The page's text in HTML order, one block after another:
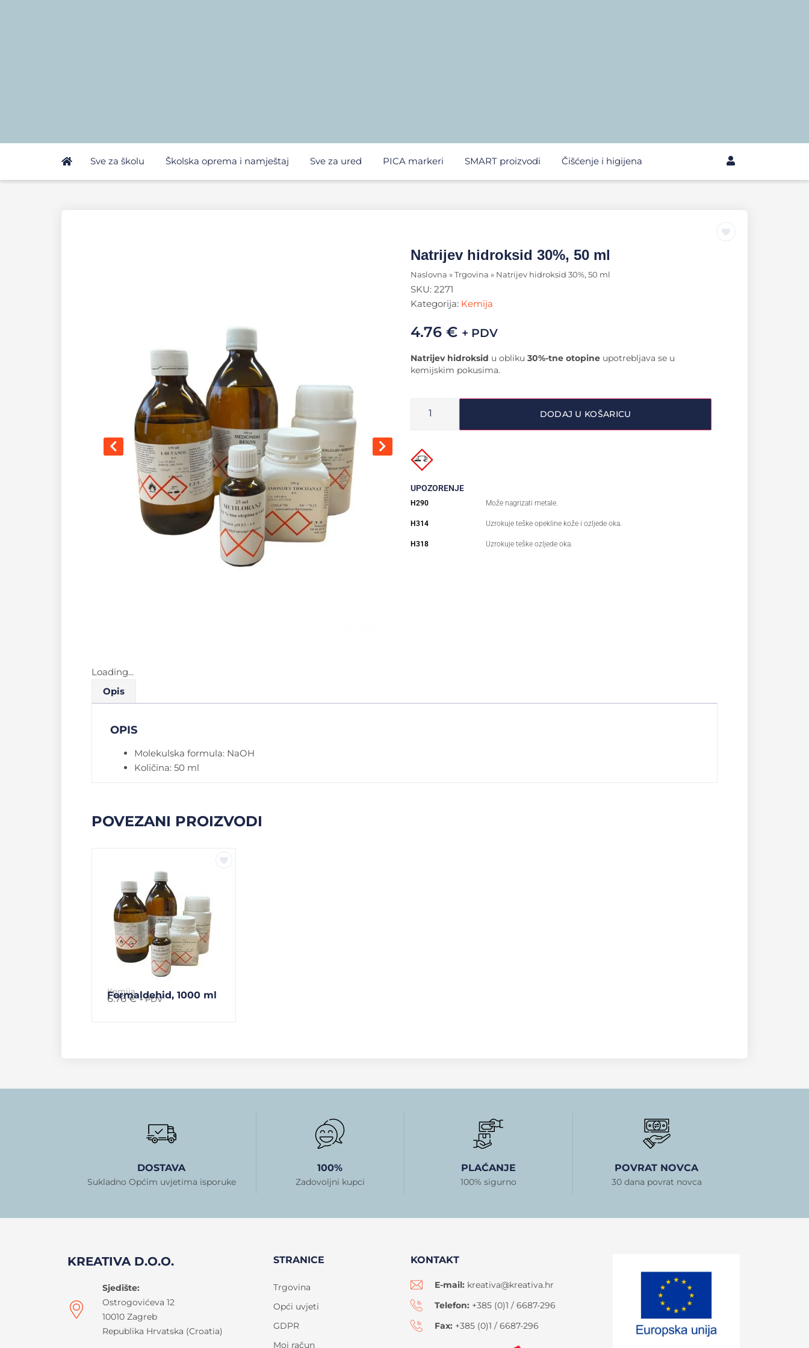
Sve za školu Školska oprema i namještaj Sve za ured PICA markeri SMART proizvodi Čišćenje i higijena
Natrijev hidroksid 30%, 50 ml
Naslovna » Trgovina » Natrijev hidroksid 30%, 50 ml
SKU: 2271
Kategorija: Kemija
4.76 € + PDV
Natrijev hidroksid u obliku 30%-tne otopine upotrebljava se u
kemijskim pokusima.
DODAJ U KOŠARICU
UPOZORENJE
H290 Može nagrizati metale.
H314 Uzrokuje teške opekline kože i ozljede oka.
H318 Uzrokuje teške ozljede oka.
Loading...
Opis
OPIS
Molekulska formula: NaOH
Količina: 50 ml
POVEZANI PROIZVODI
Kemija
Formaldehid, 1000 ml
6.76€ + PDV
DOSTAVA
Sukladno Općim uvjetima isporuke
100%
Zadovoljni kupci
PLAĆANJE
100% sigurno
POVRAT NOVCA
30 dana povrat novca
KREATIVA D.O.O.
Sjedište:
Ostrogovićeva 12
10010 Zagreb
Republika Hrvatska (Croatia)
STRANICE
Trgovina
Opći uvjeti
GDPR
Moj račun
KONTAKT
E-mail: kreativa@kreativa.hr
Telefon: +385 (0)1 / 6687-296
Fax: +385 (0)1 / 6687-296